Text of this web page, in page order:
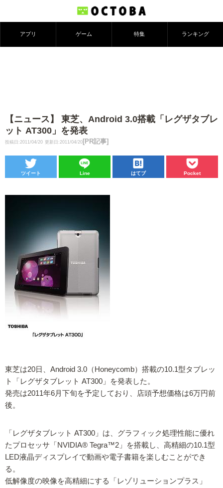
アプリ ゲーム 特集 ランキング
【ニュース】 東芝、Android 3.0搭載「レグザタブレ
ット AT300」を発表
投稿日:2011/04/20 更新日:2011/04/20 [PR記事]
ツイート Line はてブ Pocket
東芝は20日、Android 3.0（Honeycomb）搭載の10.1型タブレッ
ト「レグザタブレット AT300」を発表した。
発売は2011年6月下旬を予定しており、店頭予想価格は6万円前
後。
「レグザタブレット AT300」は、グラフィック処理性能に優れ
たプロセッサ「NVIDIA® Tegra™2」を搭載し、高精細の10.1型
LED液晶ディスプレイで動画や電子書籍を楽しむことができ
る。
低解像度の映像を高精細にする「レゾリューションプラス」